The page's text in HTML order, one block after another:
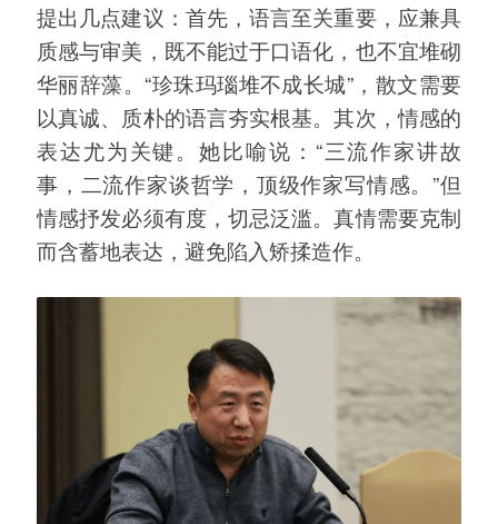
提出几点建议：首先，语言至关重要，应兼具
质感与审美，既不能过于口语化，也不宜堆砌
华丽辞藻。“珍珠玛瑙堆不成长城”，散文需要
以真诚、质朴的语言夯实根基。其次，情感的
表达尤为关键。她比喻说：“三流作家讲故
事，二流作家谈哲学，顶级作家写情感。”但
情感抒发必须有度，切忌泛滥。真情需要克制
而含蓄地表达，避免陷入矫揉造作。